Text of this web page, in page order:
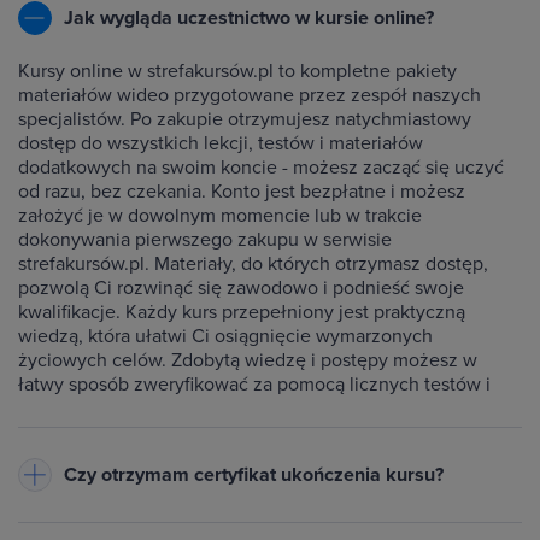
Jak wygląda uczestnictwo w kursie online?
Kursy online w strefakursów.pl to kompletne pakiety
materiałów wideo przygotowane przez zespół naszych
specjalistów. Po zakupie otrzymujesz natychmiastowy
dostęp do wszystkich lekcji, testów i materiałów
dodatkowych na swoim koncie - możesz zacząć się uczyć
od razu, bez czekania. Konto jest bezpłatne i możesz
założyć je w dowolnym momencie lub w trakcie
dokonywania pierwszego zakupu w serwisie
strefakursów.pl. Materiały, do których otrzymasz dostęp,
pozwolą Ci rozwinąć się zawodowo i podnieść swoje
kwalifikacje. Każdy kurs przepełniony jest praktyczną
wiedzą, która ułatwi Ci osiągnięcie wymarzonych
życiowych celów. Zdobytą wiedzę i postępy możesz w
łatwy sposób zweryfikować za pomocą licznych testów i
Czy otrzymam certyfikat ukończenia kursu?